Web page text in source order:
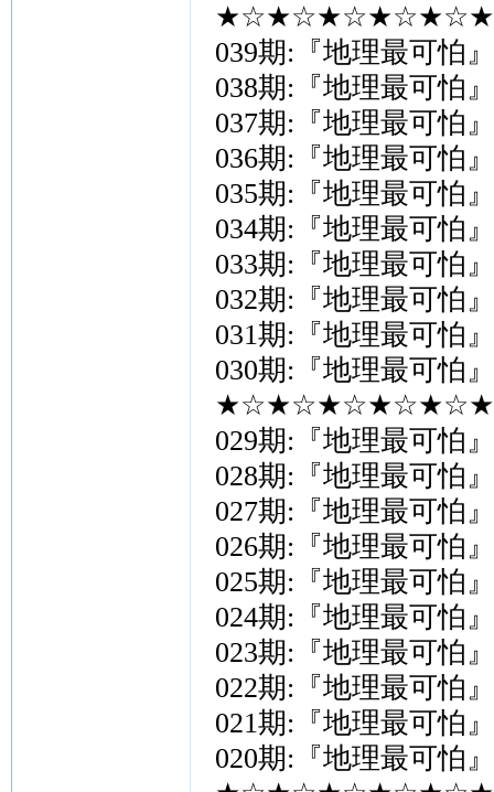
★☆★☆★☆★☆★☆★
039期:『地理最可怕
038期:『地理最可怕
037期:『地理最可怕
036期:『地理最可怕
035期:『地理最可怕
034期:『地理最可怕
033期:『地理最可怕
032期:『地理最可怕
031期:『地理最可怕
030期:『地理最可怕
★☆★☆★☆★☆★☆★
029期:『地理最可怕
028期:『地理最可怕
027期:『地理最可怕
026期:『地理最可怕
025期:『地理最可怕
024期:『地理最可怕
023期:『地理最可怕
022期:『地理最可怕
021期:『地理最可怕
020期:『地理最可怕